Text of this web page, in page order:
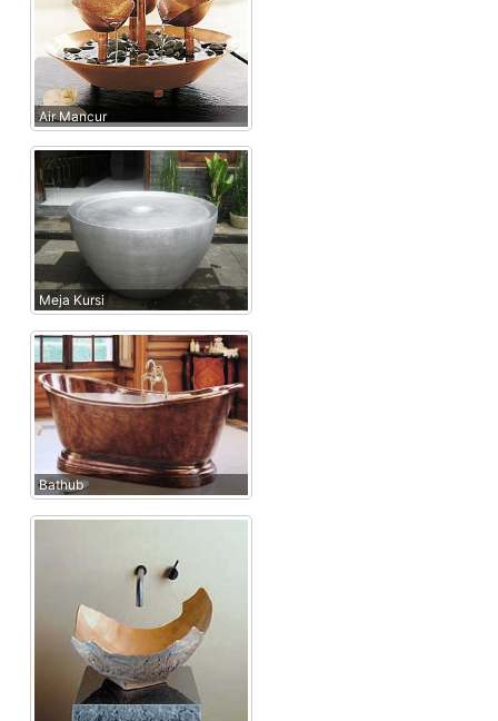
Air Mancur
Meja Kursi
Bathub